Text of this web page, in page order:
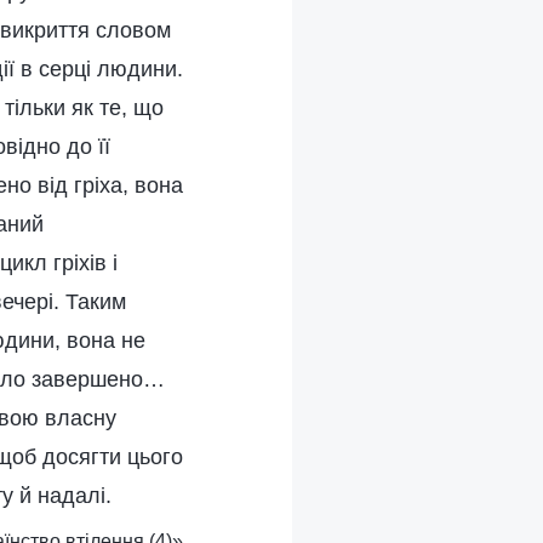
словом
в серці людини.
як те, що
до її
від гріха, вона
гріхів і
Таким
вона не
завершено…
власну
досягти цього
й надалі.